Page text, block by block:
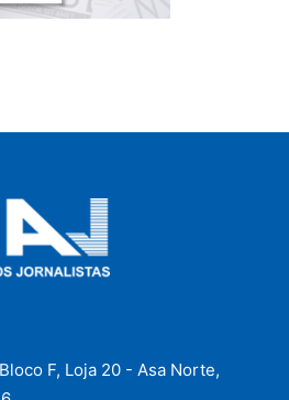
F, Loja 20 - Asa Norte,